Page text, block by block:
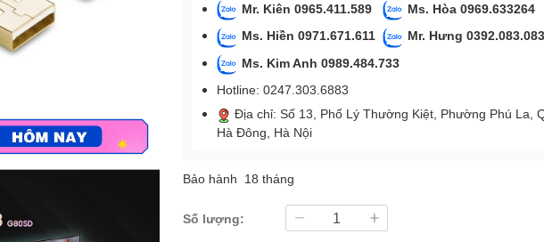
Mr. Kiên 0965.411.589
Ms. Hòa 0969.633264
Ms. Hiền 0971.671.611
Mr. Hưng 0392.083.083
Ms. Kim Anh 0989.484.733
Hotline: 0247.303.6883
Địa chỉ: Số 13, Phố Lý Thường Kiệt, Phường Phú La,
Hà Đông, Hà Nội
Bảo hành 18 tháng
Số lượng: